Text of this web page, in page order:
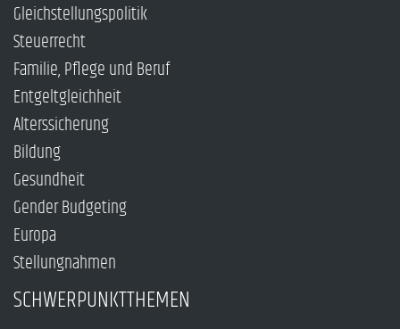
Gleichstellungspolitik
Steuerrecht
Familie, Pflege und Beruf
Entgeltgleichheit
Alterssicherung
Bildung
Gesundheit
Gender Budgeting
Europa
Stellungnahmen
SCHWERPUNKTTHEMEN